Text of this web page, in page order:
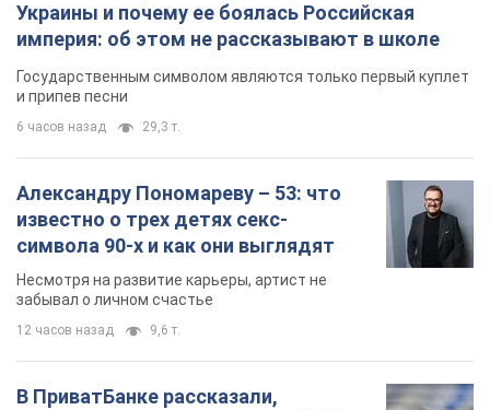
Украины и почему ее боялась Российская
империя: об этом не рассказывают в школе
Государственным символом являются только первый куплет
и припев песни
6 часов назад 29,3 т.
Александру Пономареву – 53: что
известно о трех детях секс-
символа 90-х и как они выглядят
Несмотря на развитие карьеры, артист не
забывал о личном счастье
12 часов назад 9,6 т.
В ПриватБанке рассказали,